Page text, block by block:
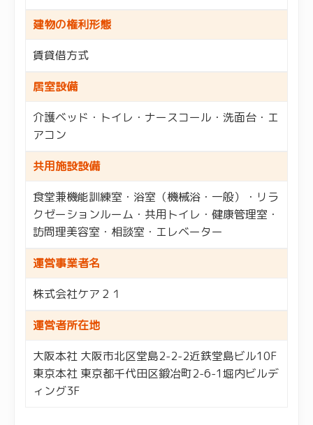
建物の権利形態
賃貸借方式
居室設備
介護ベッド・トイレ・ナースコール・洗面台・エ
アコン
共用施設設備
食堂兼機能訓練室・浴室（機械浴・一般）・リラ
クゼーションルーム・共用トイレ・健康管理室・
訪問理美容室・相談室・エレベーター
運営事業者名
株式会社ケア２１
運営者所在地
大阪本社 大阪市北区堂島2-2-2近鉄堂島ビル10F
東京本社 東京都千代田区鍛冶町2-6-1堀内ビルデ
ィング3F